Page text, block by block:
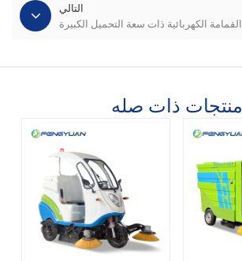
التالي
الكهربائية ذات سعة التحميل الكبيرة
منتجات ذات صله